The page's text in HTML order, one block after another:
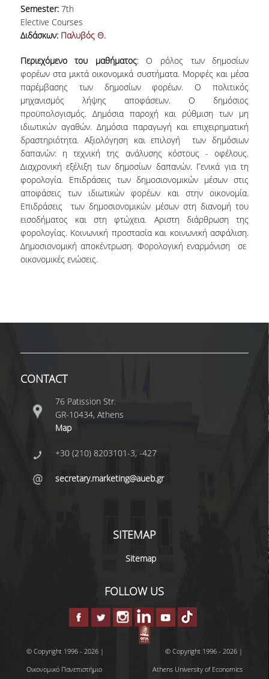
FACULTY
RESIDENT FACULTY MEMBERS
SCIENTIFIC ASSOCIATES
LABORATORIAL TEACHING STAFF
PHD CANDIDATES
UNDERGRADUATE STUDIES
DEGREE PROGRAM
ACADEMIC CURRICULUM
ERASMUS+ PROGRAM
INTERNSHIP PROGRAM
DOCTORAL PROGRAM
QUALITY ASSURANCE
UNDERGRADUATE STUDY PROGRAMME -
QUALITY ASSURANCE UNIT
RESEARCH
RESEARCH AREAS
PUBLICATIONS IN SCIENTIFIC
JOURNALS
PUBLICATIONS IN CONFERENCES
Semester: 7th
Elective Courses
Διδάσκων: Παλυβός Θ.
Περιεχόμενο του μαθήματος: Ο ρόλος των δημοσίων
φορέων στα μικτά οικονομικά συστήματα. Μορφές και μέσα
παρέμβασης των δημοσίων φορέων. Ο πολιτικός
μηχανισμός λήψης αποφάσεων. Ο δημόσιος
προϋπολογισμός. Δημόσια παροχή και ρύθμιση των μη
ιδιωτικών αγαθών. Δημόσια παραγωγή και επιχειρηματική
δραστηριότητα. Αξιολόγηση και επιλογή των δημόσιων
δαπανών: η τεχνική της ανάλυσης κόστους - οφέλους.
Διαχρονική εξέλιξη των δημοσίων δαπανών. Γενικά για τη
φορολογία. Επιδράσεις των δημοσιονομικών μέσων στις
αποφάσεις των ιδιωτικών φορέων και στην οικονομία.
Επιδράσεις των δημοσιονομικών μέσων στη διανομή του
εισοδήματος και στη φτώχεια. Αριστη διάρθρωση της
φορολογίας. Κοινωνική προστασία και κοινωνική ασφάλιση.
Δημοσιονομική αποκέντρωση. Φορολογική εναρμόνιση σε
οικονομικές ενώσεις.
CONTACT
76 Patission Str.
GR-10434, Athens
Map
+30 (210) 8203101-3, -427
secretary.marketing@aueb.gr
SITEMAP
Sitemap
FOLLOW US
© Copyright 1996 - 2026 |
Οικονομικό Πανεπιστήμιο
© Copyright 1996 - 2026 |
Athens University of Economics